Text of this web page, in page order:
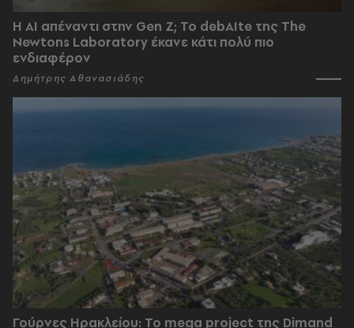
Η AI απέναντι στην Gen Z; Το debAIte της The
Newtons Laboratory έκανε κάτι πολύ πιο
ενδιαφέρον
Δημήτρης Αθανασιάδης
Γούρνες Ηρακλείου: To mega project της Dimand